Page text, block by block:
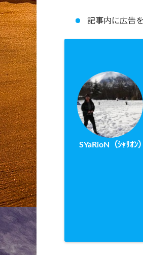
記事内に広告
SYaRioN（ｼｬﾘｵﾝ）